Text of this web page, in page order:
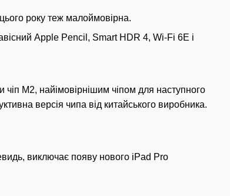
року теж малоймовірна.
Apple Pencil, Smart HDR 4, Wi-Fi 6E і
M2, найімовірнішим чіпом для наступного
версія чипа від китайського виробника.
виключає появу нового iPad Pro